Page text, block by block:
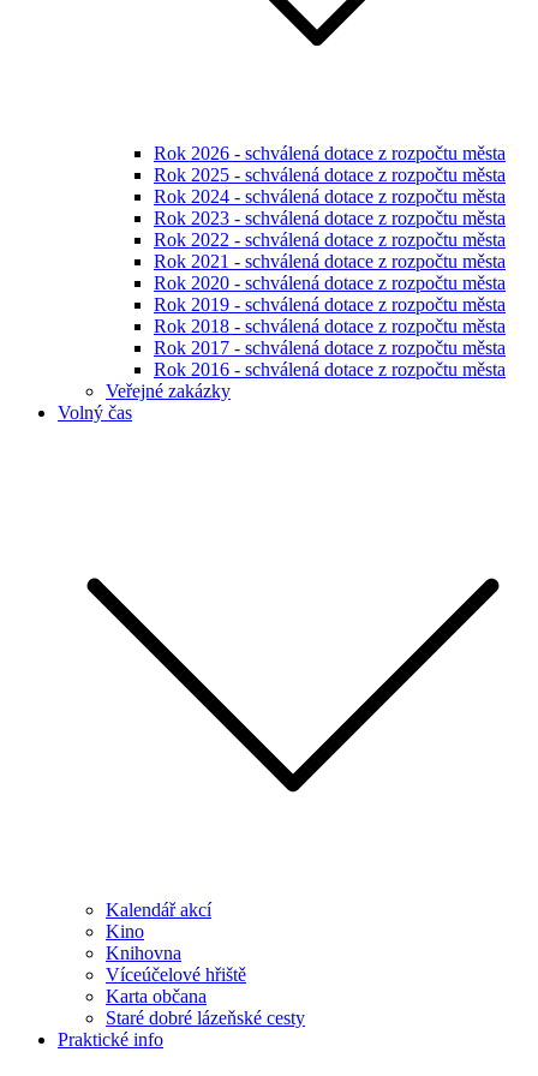
Rok 2026 - schválená dotace z rozpočtu města
Rok 2025 - schválená dotace z rozpočtu města
Rok 2024 - schválená dotace z rozpočtu města
Rok 2023 - schválená dotace z rozpočtu města
Rok 2022 - schválená dotace z rozpočtu města
Rok 2021 - schválená dotace z rozpočtu města
Rok 2020 - schválená dotace z rozpočtu města
Rok 2019 - schválená dotace z rozpočtu města
Rok 2018 - schválená dotace z rozpočtu města
Rok 2017 - schválená dotace z rozpočtu města
Rok 2016 - schválená dotace z rozpočtu města
Veřejné zakázky
Volný čas
Kalendář akcí
Kino
Knihovna
Víceúčelové hřiště
Karta občana
Staré dobré lázeňské cesty
Praktické info